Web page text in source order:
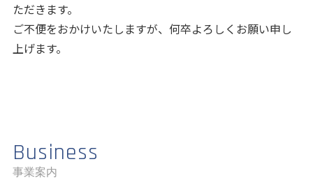
ただきます。
ご不便をおかけいたしますが、何卒よろしくお願い申し
上げます。
Business
事業案内